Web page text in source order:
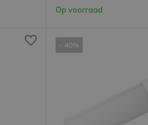
Op voorraad
- 40%